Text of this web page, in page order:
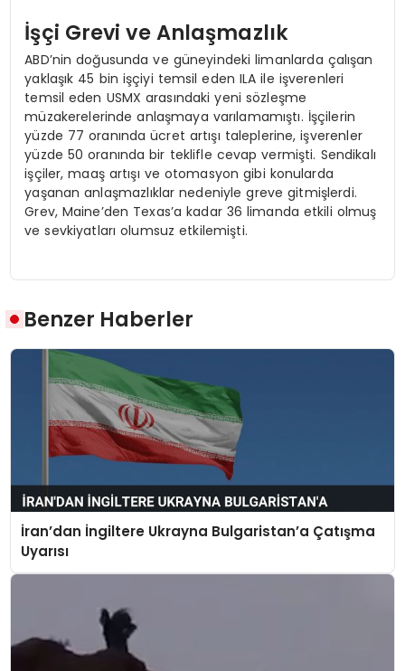
İşçi Grevi ve Anlaşmazlık
ABD’nin doğusunda ve güneyindeki limanlarda çalışan
yaklaşık 45 bin işçiyi temsil eden ILA ile işverenleri
temsil eden USMX arasındaki yeni sözleşme
müzakerelerinde anlaşmaya varılamamıştı. İşçilerin
yüzde 77 oranında ücret artışı taleplerine, işverenler
yüzde 50 oranında bir teklifle cevap vermişti. Sendikalı
işçiler, maaş artışı ve otomasyon gibi konularda
yaşanan anlaşmazlıklar nedeniyle greve gitmişlerdi.
Grev, Maine’den Texas’a kadar 36 limanda etkili olmuş
ve sevkiyatları olumsuz etkilemişti.
Benzer Haberler
İran’dan İngiltere Ukrayna Bulgaristan’a Çatışma
Uyarısı